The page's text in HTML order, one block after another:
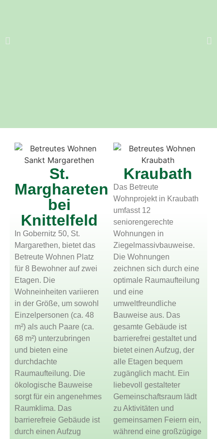
St.
Marghareten
bei
Knittelfeld
In Gobernitz 50, St.
Margarethen, bietet das
Betreute Wohnen Platz
für 8 Bewohner auf zwei
Etagen. Die
Wohneinheiten variieren
in der Größe, um sowohl
Einzelpersonen (ca. 48
m²) als auch Paare (ca.
68 m²) unterzubringen
und bieten eine
durchdachte
Raumaufteilung. Die
ökologische Bauweise
sorgt für ein angenehmes
Raumklima. Das
barrierefreie Gebäude ist
durch einen Aufzug
Kraubath
Das Betreute
Wohnprojekt in Kraubath
umfasst 12
seniorengerechte
Wohnungen in
Ziegelmassivbauweise.
Die Wohnungen
zeichnen sich durch eine
optimale Raumaufteilung
und eine
umweltfreundliche
Bauweise aus. Das
gesamte Gebäude ist
barrierefrei gestaltet und
bietet einen Aufzug, der
alle Etagen bequem
zugänglich macht. Ein
liebevoll gestalteter
Gemeinschaftsraum lädt
zu Aktivitäten und
gemeinsamen Feiern ein,
während eine großzügige